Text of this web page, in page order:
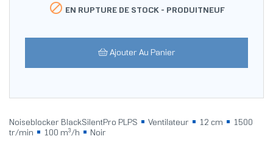
 EN RUPTURE DE STOCK - PRODUITNEUF
Ajouter Au Panier
Noiseblocker BlackSilentPro PLPS Ventilateur 12 cm
1500
tr/min
100 m³/h Noir